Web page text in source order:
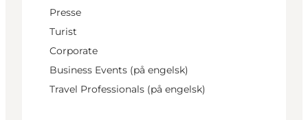
Presse
Turist
Corporate
Business Events (på engelsk)
Travel Professionals (på engelsk)